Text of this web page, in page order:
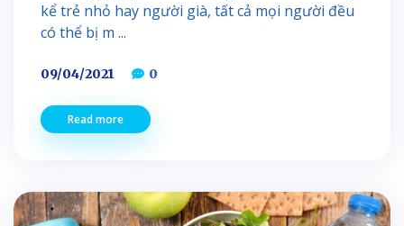
kể trẻ nhỏ hay người già, tất cả mọi người đều
có thể bị m ...
09/04/2021 0
Read more